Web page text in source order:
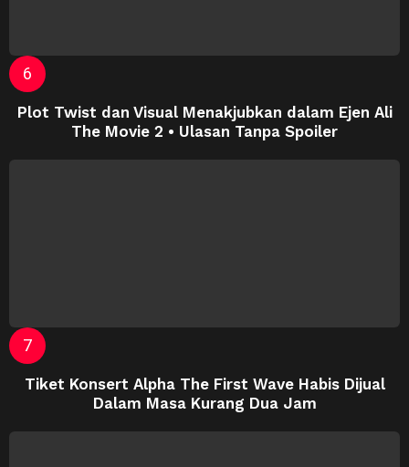
Plot Twist dan Visual Menakjubkan dalam Ejen Ali
The Movie 2 • Ulasan Tanpa Spoiler
Tiket Konsert Alpha The First Wave Habis Dijual
Dalam Masa Kurang Dua Jam